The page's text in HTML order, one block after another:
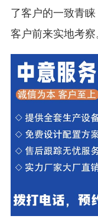
了客户的一致青
客户前来实地考察